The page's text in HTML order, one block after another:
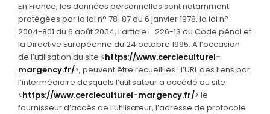
PARTENAIRES
ACTUALITÉS
CONTACT
En France, les données personnelles sont notamment
protégées par la loi n° 78-87 du 6 janvier 1978, la loi n°
2004-801 du 6 août 2004, l’article L. 226-13 du Code pénal et
la Directive Européenne du 24 octobre 1995. A l’occasion
de l’utilisation du site <https://www.cercleculturel-
margency.fr/>, peuvent être recueillies : l’URL des liens par
l’intermédiaire desquels l’utilisateur a accédé au site
<https://www.cercleculturel-margency.fr/> le
fournisseur d’accès de l’utilisateur, l’adresse de protocole